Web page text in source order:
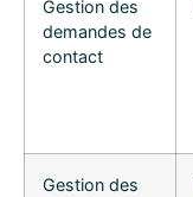
Gestion des
demandes de
contact
Gestion des